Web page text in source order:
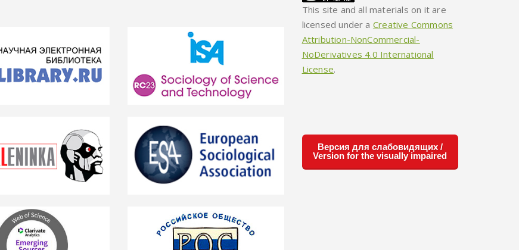
This site and all materials on it are
licensed under a Creative Commons
Attribution-NonCommercial-
NoDerivatives 4.0 International
License.
Версия для слабовидящих /
Version for the visually impaired